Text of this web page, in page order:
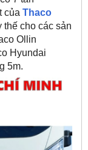
của Thaco
thế cho các sản
Ollin
Hyundai
5m.